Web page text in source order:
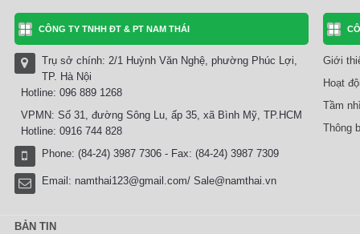
CÔNG TY TNHH ĐT & PT NAM THÁI
Trụ sở chính: 2/1 Huỳnh Văn Nghệ, phường Phúc Lợi,
TP. Hà Nội
Hotline: 096 889 1268
VPMN: Số 31, đường Sông Lu, ấp 35, xã Bình Mỹ, TP.HCM
Hotline: 0916 744 828
Phone: (84-24) 3987 7306 - Fax: (84-24) 3987 7309
Email: namthai123@gmail.com/ Sale@namthai.vn
Giới
Hoạt
Tầm
Thông
BẢN TIN